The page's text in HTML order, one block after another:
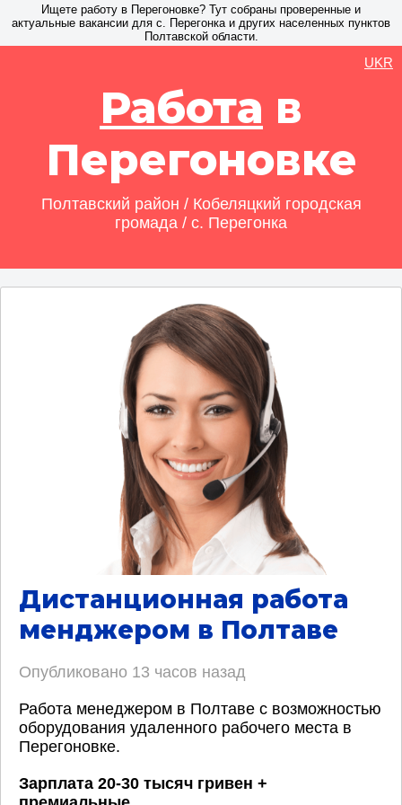
Ищете работу в Перегоновке? Тут собраны проверенные и
актуальные вакансии для с. Перегонка и других населенных пунктов
Полтавской области.
Работа в
Перегоновке
Полтавский район / Кобеляцкий городская
громада / с. Перегонка
UKR
Дистанционная работа
менджером в Полтаве
Опубликовано 13 часов назад
Работа менеджером в Полтаве с возможностью
оборудования удаленного рабочего места в
Перегоновке.
Зарплата 20-30 тысяч гривен +